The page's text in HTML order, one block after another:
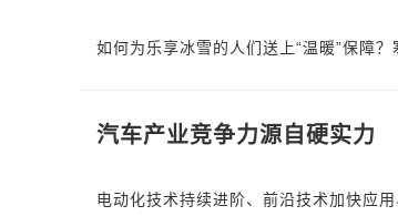
如何为乐享冰雪的人们送上“温暖”保障
汽车产业竞争力源自硬实力
电动化技术持续进阶、前沿技术加快应